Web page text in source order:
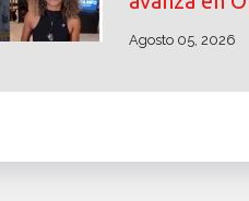
Agosto 05, 2026